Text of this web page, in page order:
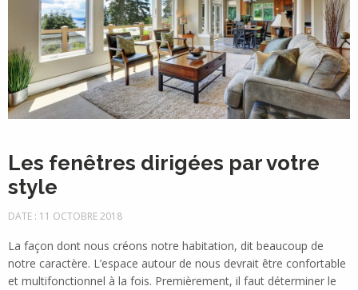
Les fenêtres dirigées par votre
style
DATE : 11 OCTOBRE 2018
La façon dont nous créons notre habitation, dit beaucoup de
notre caractère. L’espace autour de nous devrait être confortable
et multifonctionnel à la fois. Premièrement, il faut déterminer le